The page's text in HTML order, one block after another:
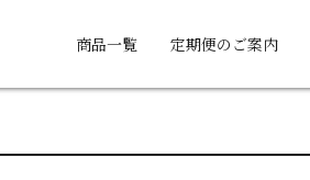
商品一覧 定期便のご案内